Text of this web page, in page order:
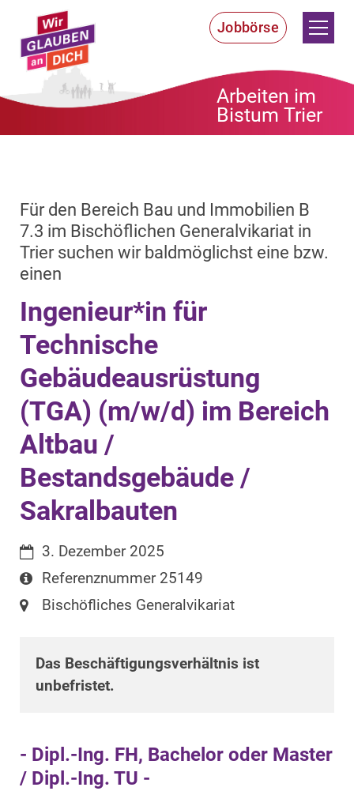
Zum Inhalt springen
Arbeiten im
Bistum Trier
Jobbörse
Für den Bereich Bau und Immobilien B
7.3 im Bischöflichen Generalvikariat in
Trier suchen wir baldmöglichst eine bzw.
einen
Ingenieur*in für
Technische
Gebäudeausrüstung
(TGA) (m/w/d) im Bereich
Altbau /
Bestandsgebäude /
Sakralbauten
Datum:3. Dezember 2025
Art bzw. Nummer:
Referenznummer 25149
Ort: Bischöfliches Generalvikariat
Das Beschäftigungsverhältnis ist
unbefristet.
- Dipl.-Ing. FH, Bachelor oder Master
/ Dipl.-Ing. TU -